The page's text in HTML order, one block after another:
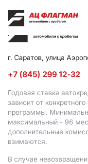
г. Саратов, улица
+7 (845) 299 12-32
Годовая ставка
зависит от
программы.
максимальный - 96
дополнительные
взимаются.
В случае